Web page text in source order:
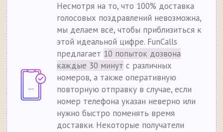
Несмотря на то, что 100% доставка
голосовых поздравлений невозможна,
мы делаем всё, чтобы приблизиться к
этой идеальной цифре. FunCalls
предлагает 10 попыток дозвона
каждые 30 минут с различных
номеров, а также оперативную
повторную отправку в случае, если
номер телефона указан неверно или
нужно быстро поменять время
доставки. Некоторые получатели